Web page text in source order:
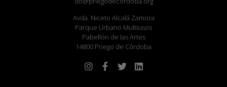
Avda. Niceto Alcalá Zamora
Parque Urbano Multiusos
Pabellón de las Artes
14800 Priego de Córdoba